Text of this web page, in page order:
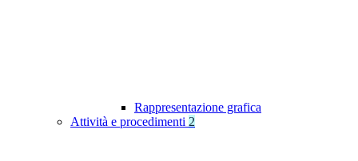
Rappresentazione grafica
Attività e procedimenti 2